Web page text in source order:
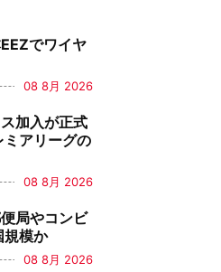
でワイヤ
08 8月 2026
加入が正式
アリーグの
08 8月 2026
局やコンビ
規模か
08 8月 2026